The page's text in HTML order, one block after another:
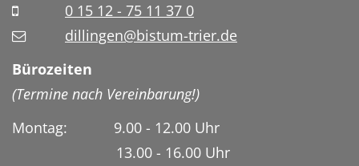
0 15 12 - 75 11 37 0
dillingen@bistum-trier.de
Bürozeiten
(Termine nach Vereinbarung!)
Montag: 9.00 - 12.00 Uhr
13.00 - 16.00 Uhr